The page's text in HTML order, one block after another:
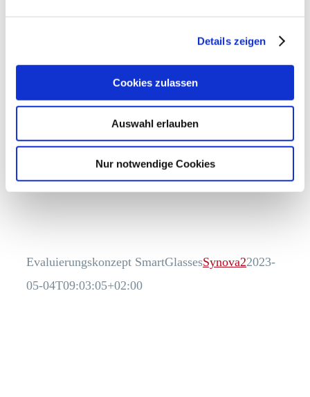
Details zeigen
Cookies zulassen
Auswahl erlauben
Nur notwendige Cookies
Bestellung & LagerSynova22023-05-
Evaluierungskonzept SmartGlassesSynova22023-
05-04T09:03:05+02:00